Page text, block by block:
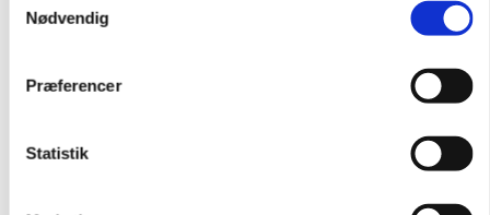
Nødvendig
Præferencer
Statistik
LÆRERVEJLEDNING